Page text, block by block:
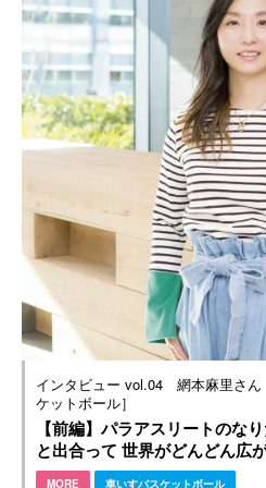
インタビュー vol.04 網本麻里さん
ケットボール］
【前編】パラアスリートのな
と出合って 世界がどんどん広
MORE 車いすバスケットボール